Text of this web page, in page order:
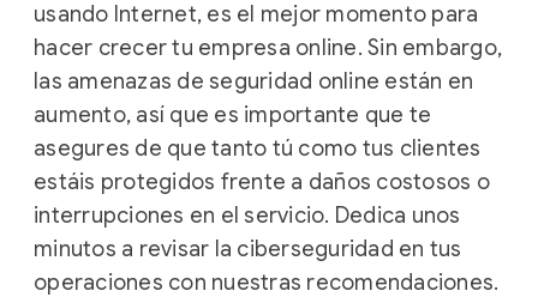
usando Internet, es el mejor momento para
hacer crecer tu empresa online. Sin embargo,
las amenazas de seguridad online están en
aumento, así que es importante que te
asegures de que tanto tú como tus clientes
estáis protegidos frente a daños costosos o
interrupciones en el servicio. Dedica unos
minutos a revisar la ciberseguridad en tus
operaciones con nuestras recomendaciones.